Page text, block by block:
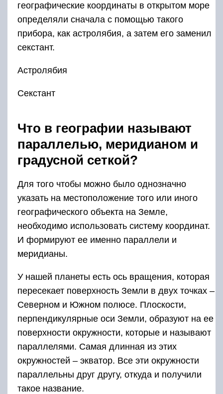
географические координаты в открытом море
определяли сначала с помощью такого
прибора, как астролябия, а затем его заменил
секстант.
Астролябия
Секстант
Что в географии называют
параллелью, меридианом и
градусной сеткой?
Для того чтобы можно было однозначно
указать на местоположение того или иного
географического объекта на Земле,
необходимо использовать систему координат.
И формируют ее именно параллели и
меридианы.
У нашей планеты есть ось вращения, которая
пересекает поверхность Земли в двух точках –
Северном и Южном полюсе. Плоскости,
перпендикулярные оси Земли, образуют на ее
поверхности окружности, которые и называют
параллелями. Самая длинная из этих
окружностей – экватор. Все эти окружности
параллельны друг другу, откуда и получили
такое название.